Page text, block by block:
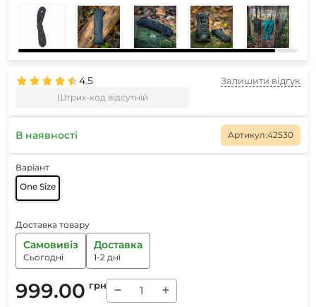
4.5
Штрих-код відсутній
Залишити відгук
В наявності Артикул:42530
Варіант
One Size
Доставка товару
Самовивіз
Сьогодні
Доставка
1-2 дні
999.00 грн − +